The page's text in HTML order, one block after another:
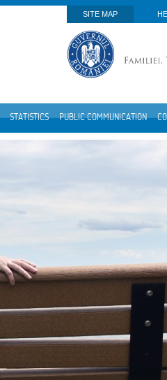
SITE MAP
STATISTICS PUBLIC COMMUNICATION